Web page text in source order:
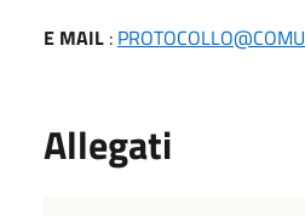
E MAIL :
Allegati